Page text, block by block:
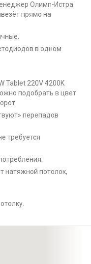
Олимп-Истра
прямо на
в одном
Tablet 220V 4200K
подобрать в цвет
перепадов
требуется
натяжной потолок,